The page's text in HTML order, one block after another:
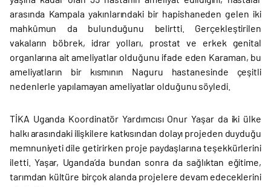
arasında Kampala yakınlarındaki bir hapishaneden gelen iki
mahkûmun da bulunduğunu belirtti. Gerçekleştirilen
vakaların böbrek, idrar yolları, prostat ve erkek genital
organlarına ait ameliyatlar olduğunu ifade eden Karaman, bu
ameliyatların bir kısmının Naguru hastanesinde çeşitli
nedenlerle yapılamayan ameliyatlar olduğunu söyledi.
TİKA Uganda Koordinatör Yardımcısı Onur Yaşar da iki ülke
halkı arasındaki ilişkilere katkısından dolayı projeden duyduğu
memnuniyeti dile getirirken proje paydaşlarına teşekkürlerini
iletti. Yaşar, Uganda’da bundan sonra da sağlıktan eğitime,
tarımdan kültüre birçok alanda projelere devam edeceklerini